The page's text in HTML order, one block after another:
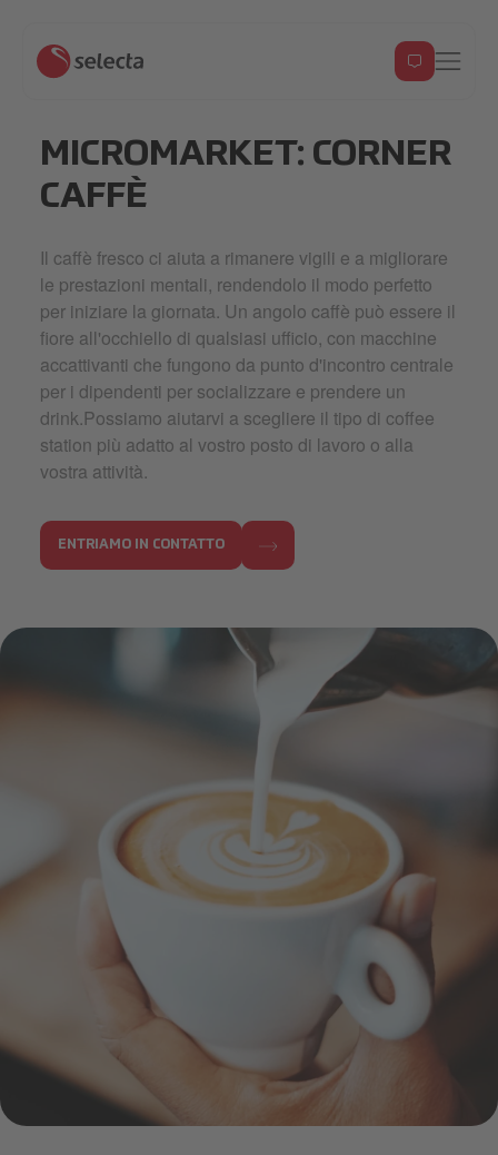
MICROMARKET: CORNER
CAFFÈ
Il caffè fresco ci aiuta a rimanere vigili e a migliorare
le prestazioni mentali, rendendolo il modo perfetto
per iniziare la giornata. Un angolo caffè può essere il
fiore all'occhiello di qualsiasi ufficio, con macchine
accattivanti che fungono da punto d'incontro centrale
per i dipendenti per socializzare e prendere un
drink.Possiamo aiutarvi a scegliere il tipo di coffee
station più adatto al vostro posto di lavoro o alla
vostra attività.
ENTRIAMO IN CONTATTO